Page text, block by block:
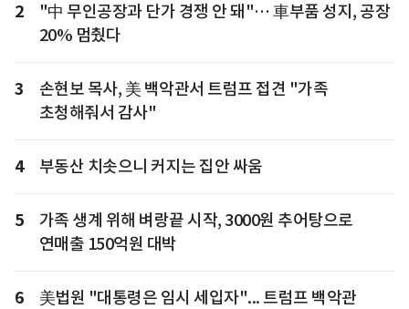
2
"中 무인공장과 단가 경쟁 안 돼"… 車부품 성지, 공장
20% 멈췄다
3
손현보 목사, 美 백악관서 트럼프 접견 "가족
초청해줘서 감사"
4 부동산 치솟으니 커지는 집안 싸움
5
가족 생계 위해 벼랑끝 시작, 3000원 추어탕으로
연매출 150억원 대박
6
美법원 "대통령은 임시 세입자"... 트럼프 백악관